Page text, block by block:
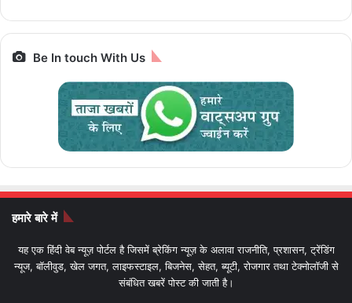
Be In touch With Us
हमारे बारे में
यह एक हिंदी वेब न्यूज़ पोर्टल है जिसमें ब्रेकिंग न्यूज़ के अलावा राजनीति, प्रशासन, ट्रेंडिंग
न्यूज, बॉलीवुड, खेल जगत, लाइफस्टाइल, बिजनेस, सेहत, ब्यूटी, रोजगार तथा टेक्नोलॉजी से
संबंधित खबरें पोस्ट की जाती है।